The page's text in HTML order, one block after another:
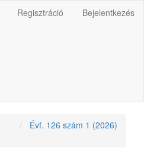
Regisztráció Bejelentkezés
Évf. 126 szám 1 (2026)